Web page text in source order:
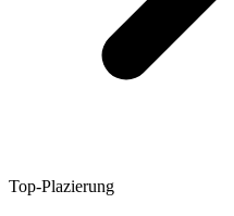
Top-Plazierung